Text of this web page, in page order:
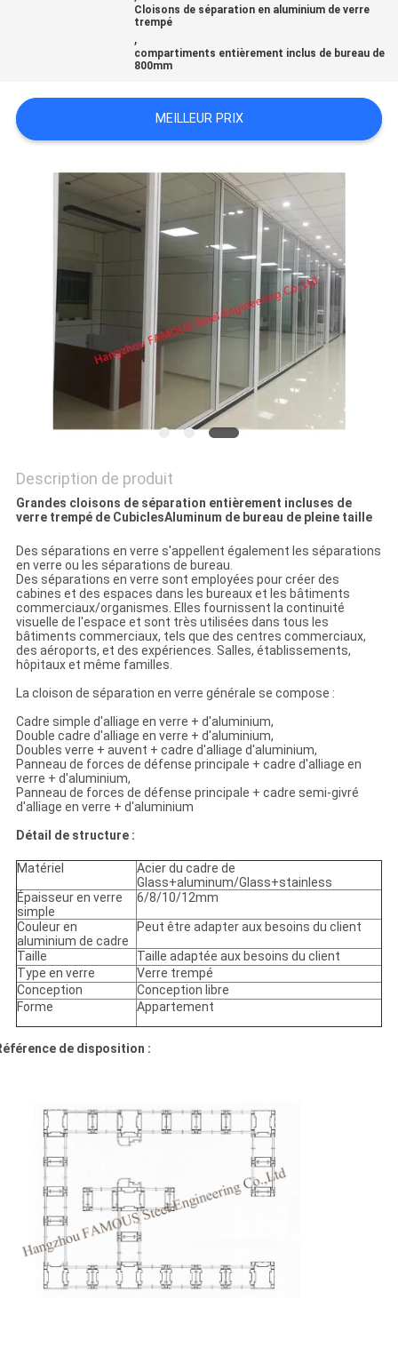
NOUVELLES
DEMANDEZ
CITATION
PLAN
PRIVACY
POLICY
Cloisons de séparation en aluminium de verre
trempé
,
compartiments entièrement inclus de bureau de
800mm
MEILLEUR PRIX
Description de produit
Grandes cloisons de séparation entièrement incluses de
verre trempé de CubiclesAluminum de bureau de pleine taille
Des séparations en verre s'appellent également les séparations
en verre ou les séparations de bureau.
Des séparations en verre sont employées pour créer des
cabines et des espaces dans les bureaux et les bâtiments
commerciaux/organismes. Elles fournissent la continuité
visuelle de l'espace et sont très utilisées dans tous les
bâtiments commerciaux, tels que des centres commerciaux,
des aéroports, et des expériences. Salles, établissements,
hôpitaux et même familles.
La cloison de séparation en verre générale se compose :
Cadre simple d'alliage en verre + d'aluminium,
Double cadre d'alliage en verre + d'aluminium,
Doubles verre + auvent + cadre d'alliage d'aluminium,
Panneau de forces de défense principale + cadre d'alliage en
verre + d'aluminium,
Panneau de forces de défense principale + cadre semi-givré
d'alliage en verre + d'aluminium
Détail de structure :
Matériel
Acier du cadre de
Glass+aluminum/Glass+stainless
Épaisseur en verre
simple
6/8/10/12mm
Couleur en
aluminium de cadre
Peut être adapter aux besoins du client
Taille
Taille adaptée aux besoins du client
Type en verre
Verre trempé
Conception
Conception libre
Forme
Appartement
de disposition :